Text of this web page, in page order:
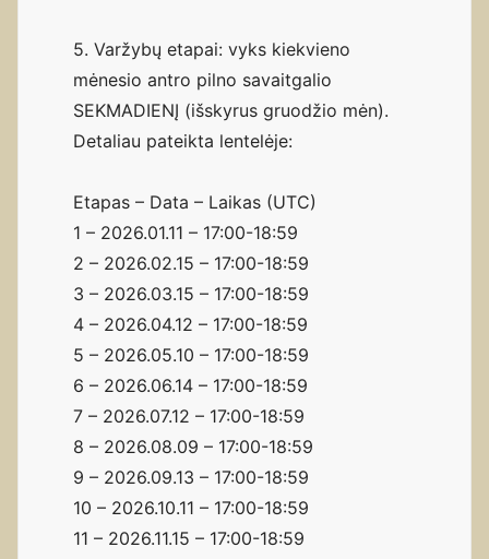
5. Varžybų etapai: vyks kiekvieno
mėnesio antro pilno savaitgalio
SEKMADIENĮ (išskyrus gruodžio mėn).
Detaliau pateikta lentelėje:
Etapas – Data – Laikas (UTC)
1 – 2026.01.11 – 17:00-18:59
2 – 2026.02.15 – 17:00-18:59
3 – 2026.03.15 – 17:00-18:59
4 – 2026.04.12 – 17:00-18:59
5 – 2026.05.10 – 17:00-18:59
6 – 2026.06.14 – 17:00-18:59
7 – 2026.07.12 – 17:00-18:59
8 – 2026.08.09 – 17:00-18:59
9 – 2026.09.13 – 17:00-18:59
10 – 2026.10.11 – 17:00-18:59
11 – 2026.11.15 – 17:00-18:59